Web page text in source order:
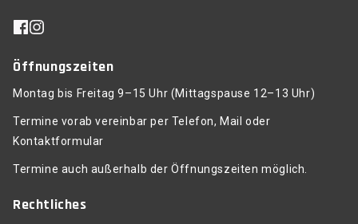
Öffnungszeiten
Montag bis Freitag 9–15 Uhr (Mittagspause 12–13 Uhr)
Termine vorab vereinbar per Telefon, Mail oder
Kontaktformular
Termine auch außerhalb der Öffnungszeiten möglich.
Rechtliches